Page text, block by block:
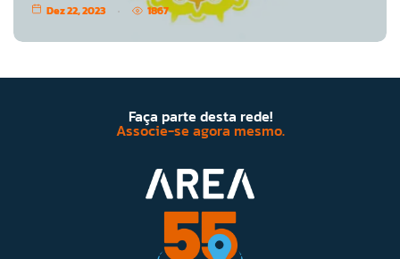
Dez 22, 2023 1867
Faça parte desta rede!
Associe-se agora mesmo.